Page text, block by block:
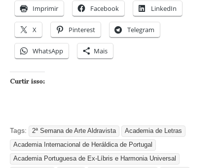
Imprimir Facebook LinkedIn
X Pinterest Telegram
WhatsApp Mais
Curtir isso:
Tags: 2ª Semana de Arte Aldravista
Academia de Letras
Academia Internacional de Heráldica de Portugal
Academia Portuguesa de Ex-Líbris e Harmonia Universal